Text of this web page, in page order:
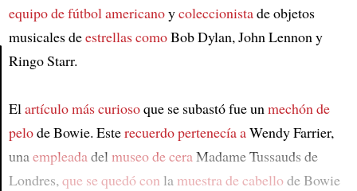
equipo de fútbol americanoycoleccionistade objetos
musicales deestrellas comoBob Dylan, John Lennon y
Ringo Starr.
Elartículo más curiosoque se subastó fue unmechón de
pelode Bowie. Esterecuerdo pertenecía aWendy Farrier,
unaempleadadel museo de ceraMadame Tussauds de
Londres,que se quedó con la muestra de cabellode Bowie